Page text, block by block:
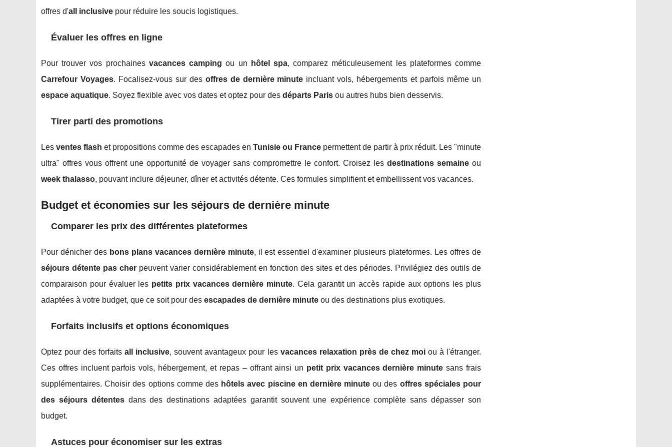
offres d'all inclusive pour réduire les soucis logistiques.
Évaluer les offres en ligne
Pour trouver vos prochaines vacances camping ou un hôtel spa, comparez méticuleusement les plateformes comme
Carrefour Voyages. Focalisez-vous sur des offres de dernière minute incluant vols, hébergements et parfois même un
espace aquatique. Soyez flexible avec vos dates et optez pour des départs Paris ou autres hubs bien desservis.
Tirer parti des promotions
Les ventes flash et propositions comme des escapades en Tunisie ou France permettent de partir à prix réduit. Les "minute
ultra" offres vous offrent une opportunité de voyager sans compromettre le confort. Croisez les destinations semaine ou
week thalasso, pouvant inclure déjeuner, dîner et activités détente. Ces formules simplifient et embellissent vos vacances.
Budget et économies sur les séjours de dernière minute
Comparer les prix des différentes plateformes
Pour dénicher des bons plans vacances dernière minute, il est essentiel d'examiner plusieurs plateformes. Les offres de
séjours détente pas cher peuvent varier considérablement en fonction des sites et des périodes. Privilégiez des outils de
comparaison pour évaluer les petits prix vacances dernière minute. Cela garantit un accès rapide aux options les plus
adaptées à votre budget, que ce soit pour des escapades de dernière minute ou des destinations plus exotiques.
Forfaits inclusifs et options économiques
Optez pour des forfaitsall inclusive, souvent avantageux pour les vacances relaxation près de chez moiou à l'étranger.
Ces offres incluent parfois vols, hébergement, et repas – offrant ainsi un petit prix vacances dernière minute sans frais
supplémentaires. Choisir des options comme des hôtels avec piscine en dernière minute ou des offres spéciales pour
des séjours détentesdans des destinations adaptées garantit souvent une expérience complète sans dépasser son
budget.
Astuces pour économiser sur les extras